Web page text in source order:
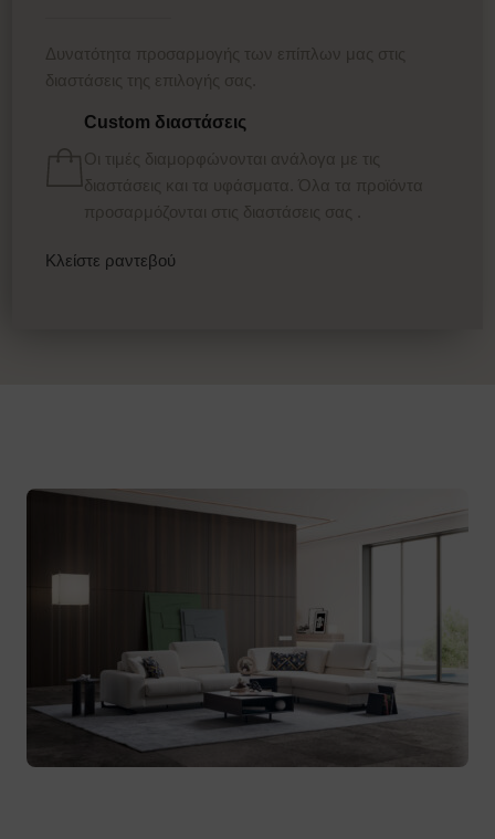
Δυνατότητα προσαρμογής των επίπλων μας στις
διαστάσεις της επιλογής σας.
Custom διαστάσεις
Οι τιμές διαμορφώνονται ανάλογα με τις
διαστάσεις και τα υφάσματα. Όλα τα προϊόντα
προσαρμόζονται στις διαστάσεις σας .
Κλείστε ραντεβού